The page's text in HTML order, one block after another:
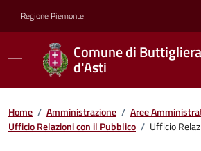
Regione Piemonte
Comune di Buttigliera
d'Asti
Home / Amministrazione / Aree
Ufficio Relazioni con il Pubblico / Ufficio